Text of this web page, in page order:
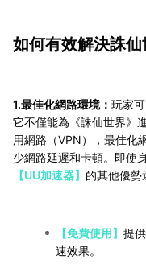
如何有效解決誅
1.最佳化網路環境： 玩家
它不僅能為《誅仙世界》
用網路（VPN），最佳化
少網路延遲和卡頓。即使
【UU加速器】 的其他優勢
【免費使用】 提
速效果。